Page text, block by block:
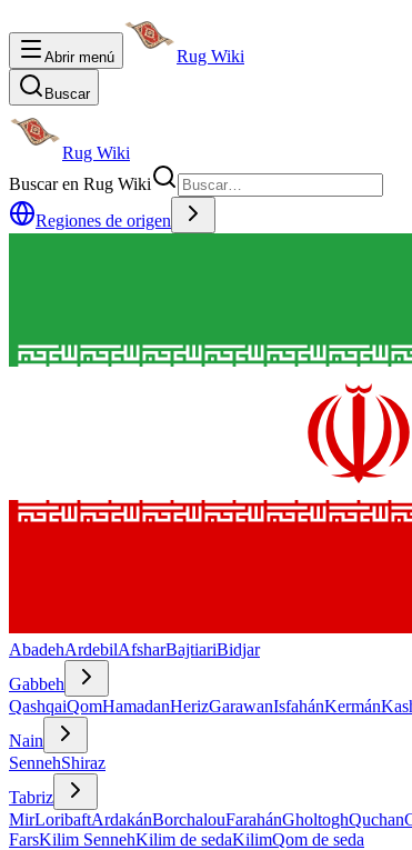
Abrir menú Rug Wiki
Buscar
Rug Wiki
Buscar en Rug Wiki
Regiones de origen
AbadehArdebilAfsharBajtiariBidjar
Gabbeh
QashqaiQomHamadanHerizGarawanIsfahánKermán
Nain
SennehShiraz
Tabriz
MirLoribaftArdakánBorchalouFarahánGholtoghQuchan
FarsKilim SennehKilim de sedaKilimQom de seda